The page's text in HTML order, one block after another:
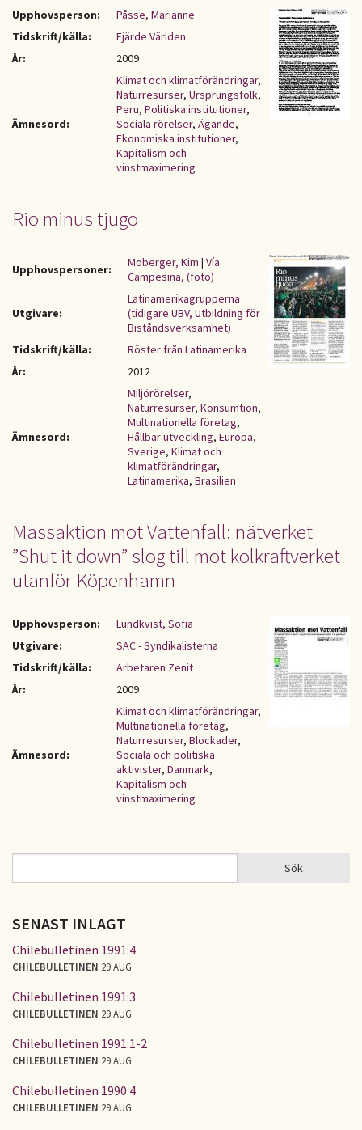
Upphovsperson:
Påsse, Marianne
Tidskrift/källa:
Fjärde Världen
År:
2009
Ämnesord:
Klimat och klimatförändringar,
Naturresurser, Ursprungsfolk,
Peru, Politiska institutioner,
Sociala rörelser, Ägande,
Ekonomiska institutioner,
Kapitalism och
vinstmaximering
Rio minus tjugo
Upphovspersoner: Moberger, Kim | Vía
Campesina, (foto)
Utgivare:
Latinamerikagrupperna
(tidigare UBV, Utbildning för
Biståndsverksamhet)
Tidskrift/källa:
Röster från Latinamerika
År:
2012
Ämnesord:
Miljörörelser,
Naturresurser, Konsumtion,
Multinationella företag,
Hållbar utveckling, Europa,
Sverige, Klimat och
klimatförändringar,
Latinamerika, Brasilien
Massaktion mot Vattenfall: nätverket
”Shut it down” slog till mot kolkraftverket
utanför Köpenhamn
Upphovsperson:
Lundkvist, Sofia
Utgivare:
SAC - Syndikalisterna
Tidskrift/källa:
Arbetaren Zenit
År:
2009
Ämnesord:
Klimat och klimatförändringar,
Multinationella företag,
Naturresurser, Blockader,
Sociala och politiska
aktivister, Danmark,
Kapitalism och
vinstmaximering
SÖKFORMULÄR Sök
SENAST INLAGT
Chilebulletinen 1991:4
CHILEBULLETINEN 29 AUG
Chilebulletinen 1991:3
CHILEBULLETINEN 29 AUG
Chilebulletinen 1991:1-2
CHILEBULLETINEN 29 AUG
Chilebulletinen 1990:4
CHILEBULLETINEN 29 AUG